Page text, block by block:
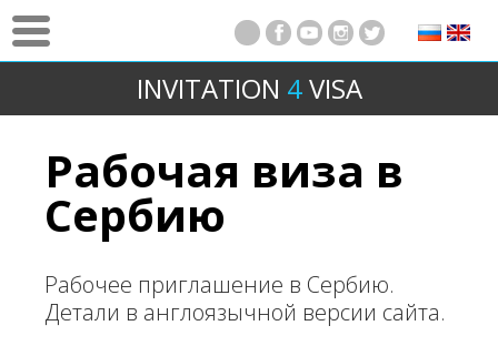
INVITATION 4VISA
Рабочая виза в
Сербию
Рабочее приглашение в Сербию.
Детали в англоязычной версии сайта.